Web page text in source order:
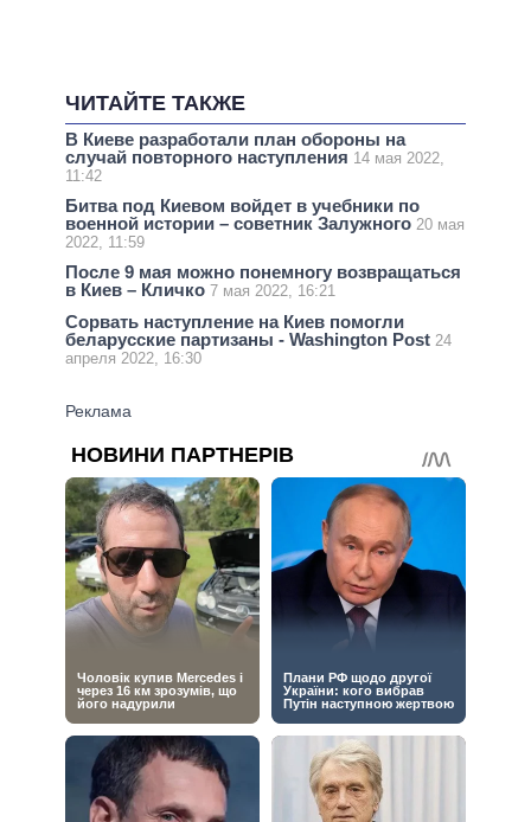
ЧИТАЙТЕ ТАКЖЕ
В Киеве разработали план обороны на
случай повторного наступления 14 мая 2022,
11:42
Битва под Киевом войдет в учебники по
военной истории – советник Залужного 20 мая
2022, 11:59
После 9 мая можно понемногу возвращаться
в Киев – Кличко 7 мая 2022, 16:21
Сорвать наступление на Киев помогли
беларусские партизаны - Washington Post 24
апреля 2022, 16:30